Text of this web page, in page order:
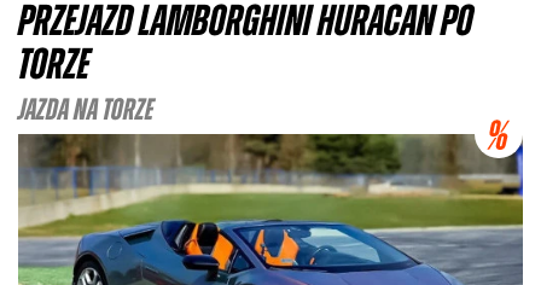
Przejazd Lamborghini Huracan po
torze
Jazda na Torze